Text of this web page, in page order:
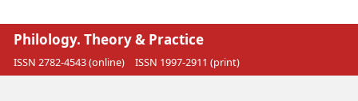
Philology. Theory & Practice
ISSN 2782-4543 (online) ISSN 1997-2911 (print)